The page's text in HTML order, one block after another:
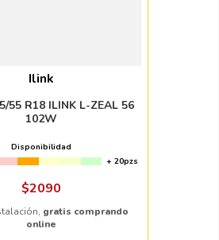
Ilink
55 R18 ILINK L-ZEAL 56
102W
Disponibilidad
+ 20pzs
$2090
gratis comprando
online